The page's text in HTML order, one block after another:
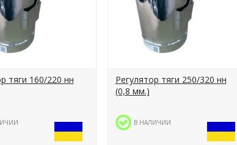
тяги 160/220 нн
Регулятор тяги 250/320 нн
(0,8 мм.)
В НАЛИЧИИ